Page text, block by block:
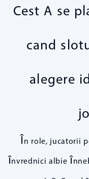
Cest A se
cand
alegere
În role, jucatorii
învrednici albie